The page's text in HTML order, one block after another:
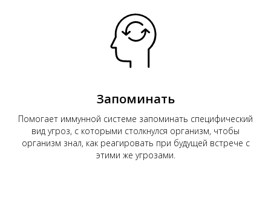
Запоминать
Помогает иммунной системе запоминать специфический
вид угроз, с которыми столкнулся организм, чтобы
организм знал, как реагировать при будущей встрече с
этими же угрозами.